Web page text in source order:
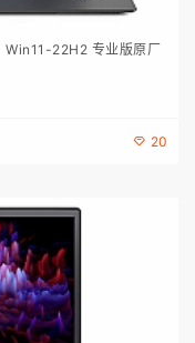
22H2 专业版原厂
20